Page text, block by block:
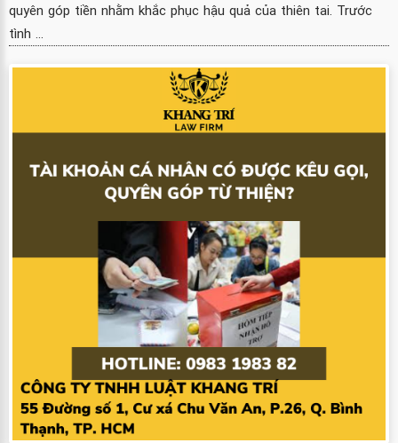
quyên góp tiền nhằm khắc phục hậu quả của thiên tai. Trước
tình ...